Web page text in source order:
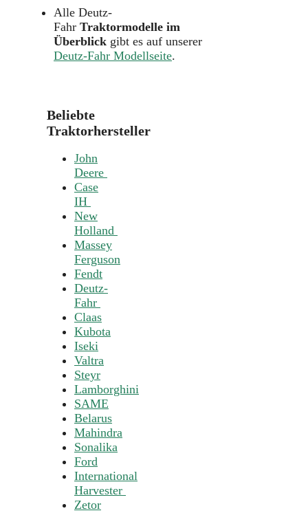
Alle Deutz-
Fahr Traktormodelle im
Überblick gibt es auf unserer
Deutz-Fahr Modellseite.
Beliebte
Traktorhersteller
John
Deere
Case
IH
New
Holland
Massey
Ferguson
Fendt
Deutz-
Fahr
Claas
Kubota
Iseki
Valtra
Steyr
Lamborghini
SAME
Belarus
Mahindra
Sonalika
Ford
International
Harvester
Zetor